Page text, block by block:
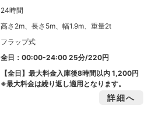
24時間
高さ2m、長さ5m、幅1.9m、重量2t
フラップ式
全日：00:00-24:00 25分/220円
【全日】最大料金入庫後8時間以内1,200円
※最大料金は繰り返し適用となります。
詳細へ